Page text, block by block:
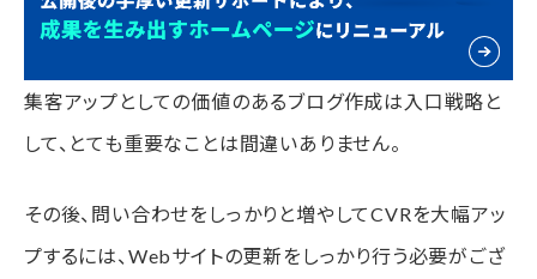
集客アップとしての価値のあるブログ作成は入口戦略と
して、とても重要なことは間違いありません。
その後、問い合わせをしっかりと増やしてCVRを大幅アッ
プするには、Webサイトの更新をしっかり行う必要がござ